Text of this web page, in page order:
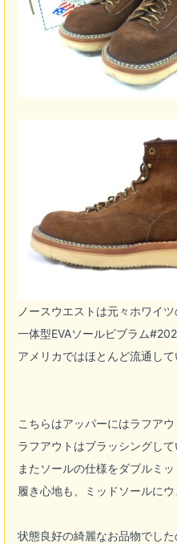
ノースウエストは元々ホワイ
一体型EVAソールビブラム
アメリカではほとんど流通し
こちらはアッパーにはラフアウ
ラフアウトはブラッシングし
またソールの仕様をダブルミ
履き心地も、ミッドソールに
状態良好の綺麗なお品物でし